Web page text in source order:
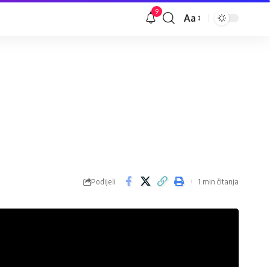
9
Veličina
Aa
Podijeli 1 min čitanja